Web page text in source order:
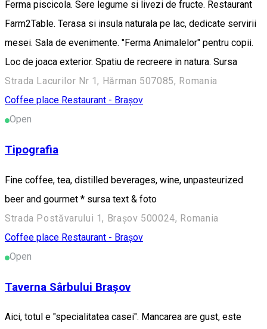
Ferma piscicola. Sere legume si livezi de fructe. Restaurant
Farm2Table. Terasa si insula naturala pe lac, dedicate servirii
mesei. Sala de evenimente. "Ferma Animalelor" pentru copii.
Loc de joaca exterior. Spatiu de recreere in natura. Sursa
Strada Lacurilor Nr 1, Hărman 507085, Romania
Coffee place Restaurant - Brașov
Open
Tipografia
Fine coffee, tea, distilled beverages, wine, unpasteurized
beer and gourmet * sursa text & foto
Strada Postăvarului 1, Brașov 500024, Romania
Coffee place Restaurant - Brașov
Open
Taverna Sârbului Brașov
Aici, totul e "specialitatea casei". Mancarea are gust, este